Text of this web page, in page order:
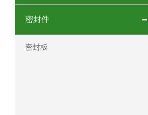
OEMER电机
密封件
密封板